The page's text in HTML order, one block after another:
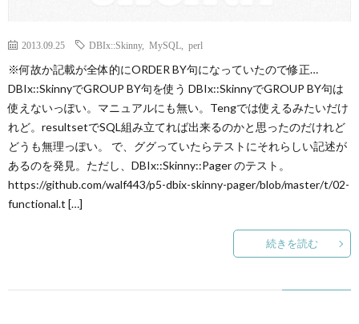
2013.09.25 DBIx::Skinny, MySQL perl
※何故か記載が全体的にORDER BY句になっていたので修正…
DBIx::SkinnyでGROUP BY句を使う DBIx::SkinnyでGROUP BY句は
使えないっぽい。マニュアルにも無い。Tengでは使えるみたいだけ
れど。resultsetでSQL組み立てれば出来るのかと思ったのだけれど
どうも無理っぽい。 で、ググっていたらテストにそれらしい記述が
あるのを発見。ただし、DBIx::Skinny::Pager のテスト。
https://github.com/walf443/p5-dbix-skinny-pager/blob/master/t/02-
functional.t […]
続きを読む